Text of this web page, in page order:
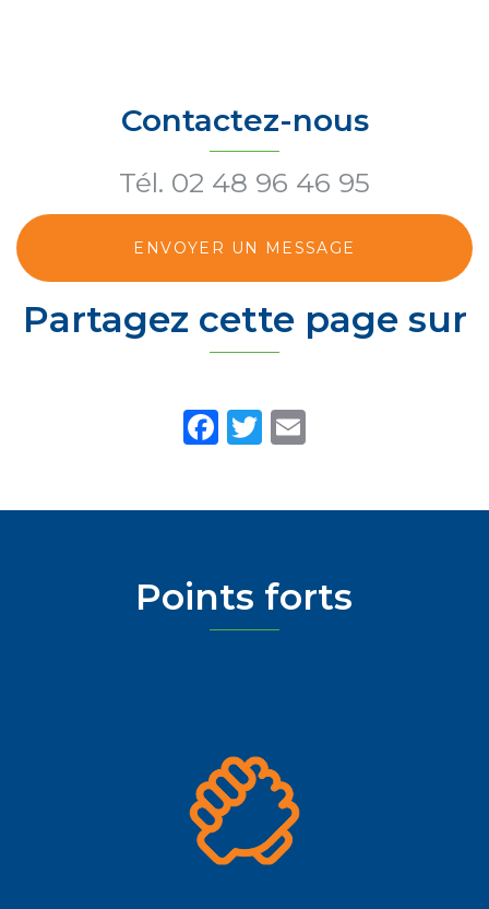
Contactez-nous
Tél. 02 48 96 46 95
ENVOYER UN MESSAGE
Partagez cette page sur
Facebook
Twitter
Points forts